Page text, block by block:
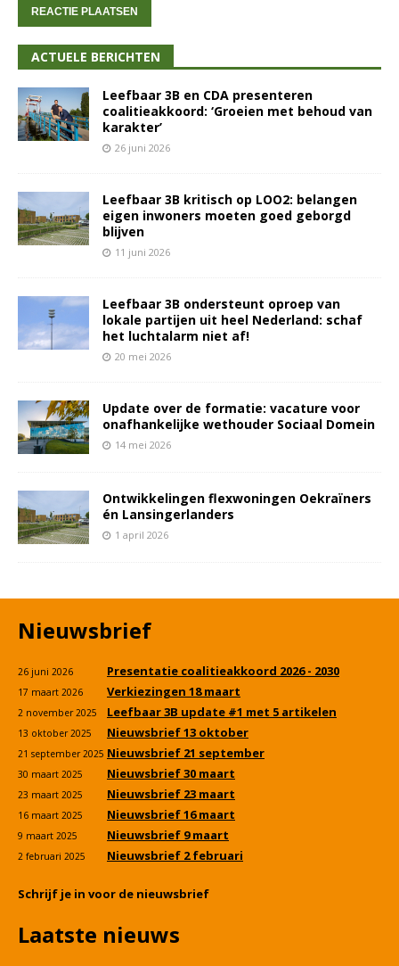
ACTUELE BERICHTEN
Leefbaar 3B en CDA presenteren
coalitieakkoord: ‘Groeien met behoud van
karakter’
26 juni 2026
Leefbaar 3B kritisch op LOO2: belangen
eigen inwoners moeten goed geborgd
blijven
11 juni 2026
Leefbaar 3B ondersteunt oproep van
lokale partijen uit heel Nederland: schaf
het luchtalarm niet af!
20 mei 2026
Update over de formatie: vacature voor
onafhankelijke wethouder Sociaal Domein
14 mei 2026
Ontwikkelingen flexwoningen Oekraïners
én Lansingerlanders
1 april 2026
Nieuwsbrief
26 juni 2026 Presentatie coalitieakkoord 2026 - 2030
17 maart 2026 Verkiezingen 18 maart
2 november 2025 Leefbaar 3B update #1 met 5 artikelen
13 oktober 2025 Nieuwsbrief 13 oktober
21 september 2025 Nieuwsbrief 21 september
30 maart 2025 Nieuwsbrief 30 maart
23 maart 2025 Nieuwsbrief 23 maart
16 maart 2025 Nieuwsbrief 16 maart
9 maart 2025 Nieuwsbrief 9 maart
2 februari 2025 Nieuwsbrief 2 februari
Schrijf je in voor de nieuwsbrief
Laatste nieuws